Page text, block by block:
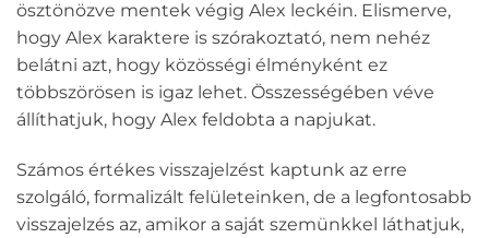
ösztönözve mentek végig Alex leckéin. Elismerve,
hogy Alex karaktere is szórakoztató, nem nehéz
belátni azt, hogy közösségi élményként ez
többszörösen is igaz lehet. Összességében véve
állíthatjuk, hogy Alex feldobta a napjukat.
Számos értékes visszajelzést kaptunk az erre
szolgáló, formalizált felületeinken, de a legfontosabb
visszajelzés az, amikor a saját szemünkkel láthatjuk,